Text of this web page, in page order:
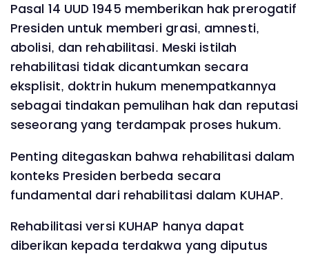
Pasal 14 UUD 1945 memberikan hak prerogatif
Presiden untuk memberi grasi, amnesti,
abolisi, dan rehabilitasi. Meski istilah
rehabilitasi tidak dicantumkan secara
eksplisit, doktrin hukum menempatkannya
sebagai tindakan pemulihan hak dan reputasi
seseorang yang terdampak proses hukum.
Penting ditegaskan bahwa rehabilitasi dalam
konteks Presiden berbeda secara
fundamental dari rehabilitasi dalam KUHAP.
Rehabilitasi versi KUHAP hanya dapat
diberikan kepada terdakwa yang diputus